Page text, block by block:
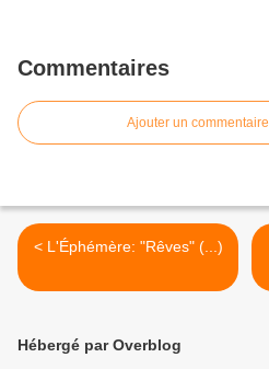
Commentaires
Ajouter un commentaire
< L'Éphémère: "Rêves" (...)
Hébergé par Overblog